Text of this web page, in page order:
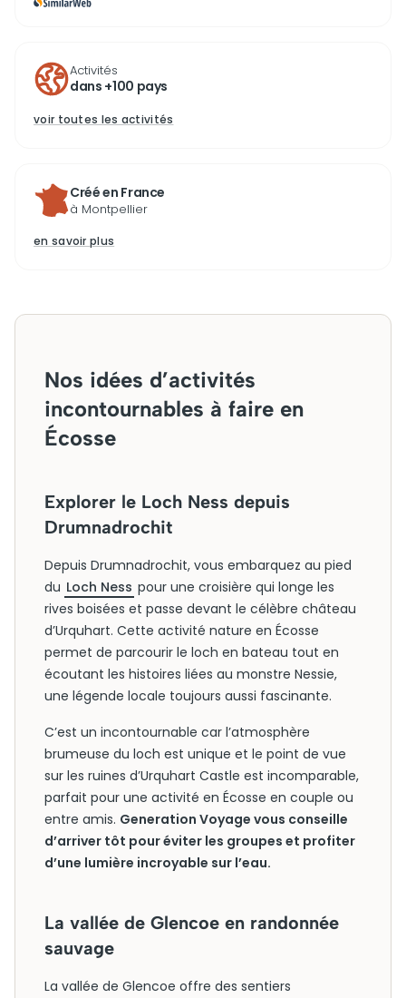
Activités
dans +100 pays
voir toutes les activités
Créé en France
à Montpellier
en savoir plus
Nos idées d’activités
incontournables à faire en
Écosse
Explorer le Loch Ness depuis
Drumnadrochit
Depuis Drumnadrochit, vous embarquez au pied
du Loch Ness pour une croisière qui longe les
rives boisées et passe devant le célèbre château
d’Urquhart. Cette activité nature en Écosse
permet de parcourir le loch en bateau tout en
écoutant les histoires liées au monstre Nessie,
une légende locale toujours aussi fascinante.
C’est un incontournable car l’atmosphère
brumeuse du loch est unique et le point de vue
sur les ruines d’Urquhart Castle est incomparable,
parfait pour une activité en Écosse en couple ou
entre amis. Generation Voyage vous conseille
d’arriver tôt pour éviter les groupes et profiter
d’une lumière incroyable sur l’eau.
La vallée de Glencoe en randonnée
sauvage
La vallée de Glencoe offre des sentiers